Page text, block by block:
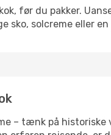
før du pakker.
sko, solcreme eller
– tænk på